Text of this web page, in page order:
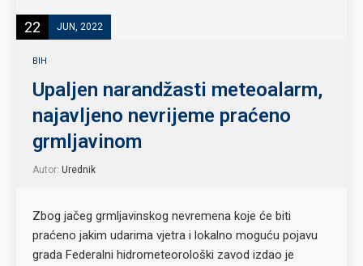
22 JUN, 2022
BIH
Upaljen narandžasti meteoalarm,
najavljeno nevrijeme praćeno
grmljavinom
Autor: Urednik
Zbog jačeg grmljavinskog nevremena koje će biti
praćeno jakim udarima vjetra i lokalno moguću pojavu
grada Federalni hidrometeorološki zavod izdao je